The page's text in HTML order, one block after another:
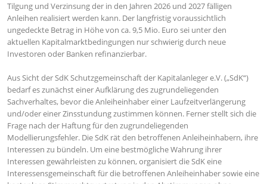
Tilgung und Verzinsung der in den Jahren 2026 und 2027 fälligen
Anleihen realisiert werden kann. Der langfristig voraussichtlich
ungedeckte Betrag in Höhe von ca. 9,5 Mio. Euro sei unter den
aktuellen Kapitalmarktbedingungen nur schwierig durch neue
Investoren oder Banken refinanzierbar.
Aus Sicht der SdK Schutzgemeinschaft der Kapitalanleger e.V. („SdK“)
bedarf es zunächst einer Aufklärung des zugrundeliegenden
Sachverhaltes, bevor die Anleiheinhaber einer Laufzeitverlängerung
und/oder einer Zinsstundung zustimmen können. Ferner stellt sich die
Frage nach der Haftung für den zugrundeliegenden
Modellierungsfehler. Die SdK rät den betroffenen Anleiheinhabern, ihre
Interessen zu bündeln. Um eine bestmögliche Wahrung ihrer
Interessen gewährleisten zu können, organisiert die SdK eine
Interessensgemeinschaft für die betroffenen Anleiheinhaber sowie eine